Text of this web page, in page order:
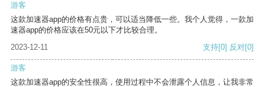
游客
这款加速器app的价格有点贵，可以适当降低一些。我个人觉得，一款加
速器app的价格应该在50元以下才比较合理。
2023-12-11
支持[0] 反对[0]
游客
这款加速器app的安全性很高，使用过程中不会泄露个人信息，让我非常